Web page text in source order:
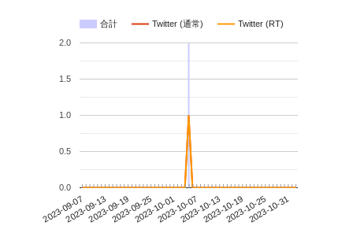
合計 Twitter (通常) Twitter (RT)
2023-09-072023-09-132023-09-192023-09-252023-10-012023-10-072023-10-132023-10-192023-10-252023-10-31
0.0
0.5
1.0
1.5
2.0